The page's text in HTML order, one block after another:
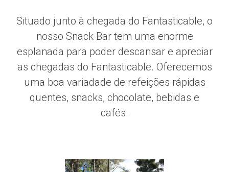
Situado junto à chegada do Fantasticable, o
nosso Snack Bar tem uma enorme
esplanada para poder descansar e apreciar
as chegadas do Fantasticable. Oferecemos
uma boa variadade de refeições rápidas
quentes, snacks, chocolate, bebidas e
cafés.